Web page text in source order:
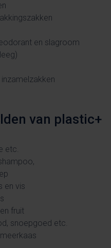
en slagroom
van plastic+
etc.
en vis
fruit
snoepgoed etc.